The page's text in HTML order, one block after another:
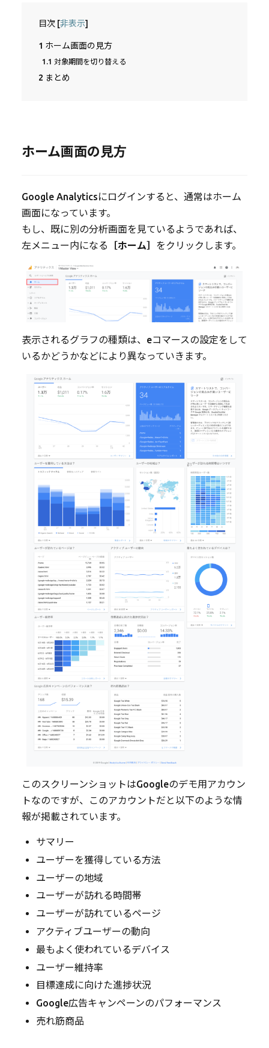
目次 [非表示]
1 ホーム画面の見方
1.1 対象期間を切り替える
2 まとめ
ホーム画面の見方
Google Analyticsにログインすると、通常はホーム
画面になっています。
もし、既に別の分析画面を見ているようであれば、
左メニュー内になる
［ホーム］ をクリックします。
表示されるグラフの種類は、eコマースの設定をして
いるかどうかなどにより異なっていきます。
このスクリーンショットはGoogleのデモ用アカウン
トなのですが、このアカウントだと以下のような情
報が掲載されています。
サマリー
ユーザーを獲得している方法
ユーザーの地域
ユーザーが訪れる時間帯
ユーザーが訪れているページ
アクティブユーザーの動向
最もよく使われているデバイス
ユーザー維持率
目標達成に向けた進捗状況
Google広告キャンペーンのパフォーマンス
売れ筋商品